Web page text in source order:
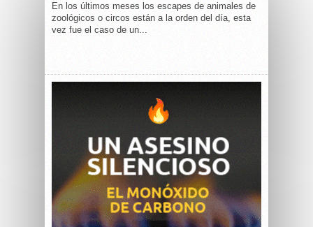
En los últimos meses los escapes de animales de
zoológicos o circos están a la orden del día, esta
vez fue el caso de un...